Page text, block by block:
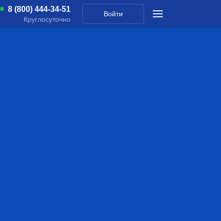
8 (800) 444-34-51
Круглосуточно
Войти